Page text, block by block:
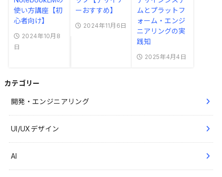
使い方講座【初
心者向け】
2024年10月8
日
ーおすすめ】
2024年11月6日
ムとプラットフ
ォーム・エンジ
ニアリングの実
践知
2025年4月4日
カテゴリー
開発・エンジニアリング
UI/UXデザイン
AI